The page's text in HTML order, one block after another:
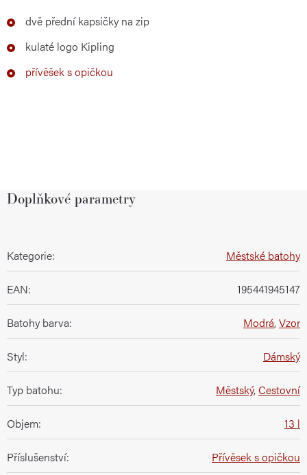
dvě přední kapsičky na zip
kulaté logo Kipling
přívěšek s opičkou
Doplňkové parametry
Kategorie: Městské batohy
EAN: 195441945147
Batohy barva: Modrá,Vzor
Styl: Dámský
Typ batohu: Městský,Cestovní
Objem: 13 l
Příslušenství: Přívěsek s opičkou